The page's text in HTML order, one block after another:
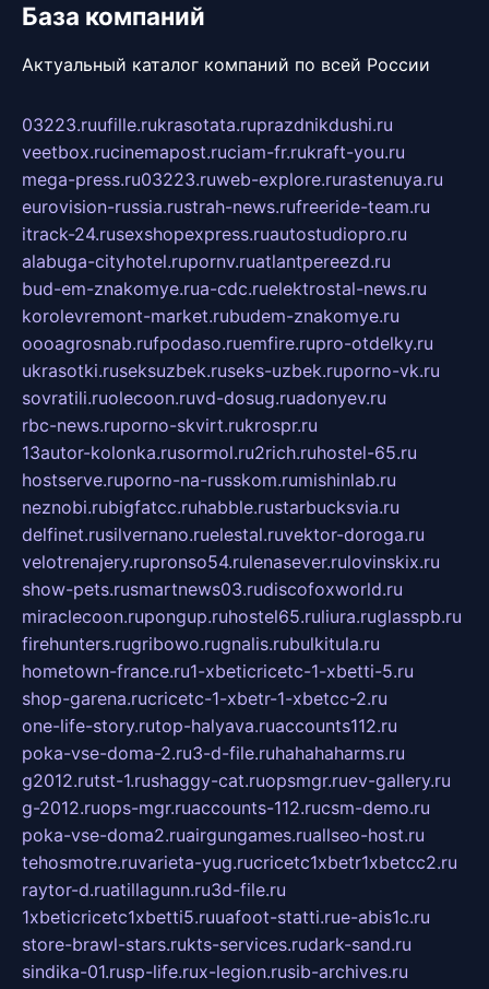
База компаний
Актуальный каталог компаний по всей России
03223.ruufille.rukrasotata.ruprazdnikdushi.ru
veetbox.rucinemapost.ruciam-fr.rukraft-you.ru
mega-press.ru03223.ruweb-explore.rurastenuya.ru
eurovision-russia.rustrah-news.rufreeride-team.ru
itrack-24.rusexshopexpress.ruautostudiopro.ru
alabuga-cityhotel.rupornv.ruatlantpereezd.ru
bud-em-znakomye.rua-cdc.ruelektrostal-news.ru
korolevremont-market.rubudem-znakomye.ru
oooagrosnab.rufpodaso.ruemfire.rupro-otdelky.ru
ukrasotki.ruseksuzbek.ruseks-uzbek.ruporno-vk.ru
sovratili.ruolecoon.ruvd-dosug.ruadonyev.ru
rbc-news.ruporno-skvirt.rukrospr.ru
13autor-kolonka.rusormol.ru2rich.ruhostel-65.ru
hostserve.ruporno-na-russkom.rumishinlab.ru
neznobi.rubigfatcc.ruhabble.rustarbucksvia.ru
delfinet.rusilvernano.ruelestal.ruvektor-doroga.ru
velotrenajery.rupronso54.rulenasever.rulovinskix.ru
show-pets.rusmartnews03.rudiscofoxworld.ru
miraclecoon.rupongup.ruhostel65.ruliura.ruglasspb.ru
firehunters.rugribowo.rugnalis.rubulkitula.ru
hometown-france.ru1-xbeticricetc-1-xbetti-5.ru
shop-garena.rucricetc-1-xbetr-1-xbetcc-2.ru
one-life-story.rutop-halyava.ruaccounts112.ru
poka-vse-doma-2.ru3-d-file.ruhahahaharms.ru
g2012.rutst-1.rushaggy-cat.ruopsmgr.ruev-gallery.ru
g-2012.ruops-mgr.ruaccounts-112.rucsm-demo.ru
poka-vse-doma2.ruairgungames.ruallseo-host.ru
tehosmotre.ruvarieta-yug.rucricetc1xbetr1xbetcc2.ru
raytor-d.ruatillagunn.ru3d-file.ru
1xbeticricetc1xbetti5.ruuafoot-statti.rue-abis1c.ru
store-brawl-stars.rukts-services.rudark-sand.ru
sindika-01.rusp-life.rux-legion.rusib-archives.ru